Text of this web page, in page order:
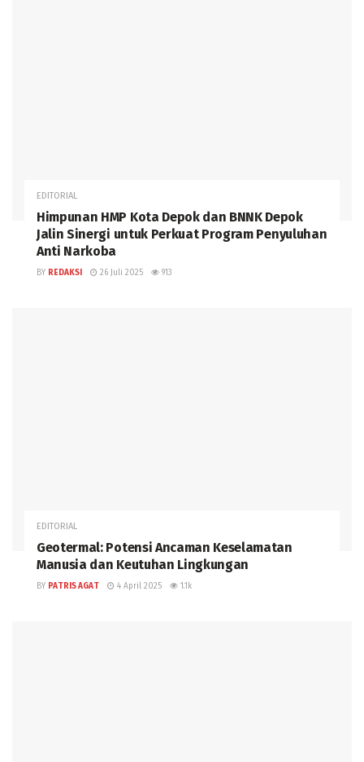
EDITORIAL
Himpunan HMP Kota Depok dan BNNK Depok
Jalin Sinergi untuk Perkuat Program Penyuluhan
Anti Narkoba
BY REDAKSI 26 Juli 2025 913
EDITORIAL
Geotermal: Potensi Ancaman Keselamatan
Manusia dan Keutuhan Lingkungan
BY PATRIS AGAT 4 April 2025 1.1k